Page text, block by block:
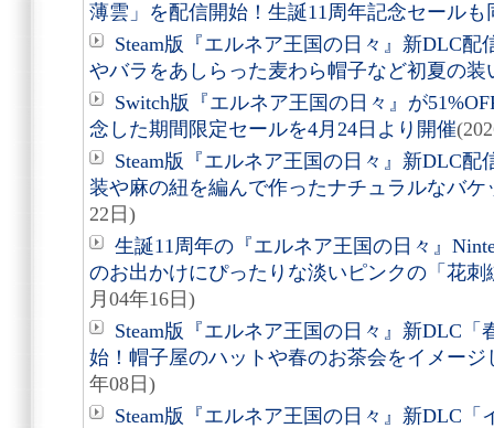
薄雲」を配信開始！生誕11周年記念セールも
Steam版『エルネア王国の日々』新DLC
やバラをあしらった麦わら帽子など初夏の装
Switch版『エルネア王国の日々』が
念した期間限定セールを4月24日より開催
Steam版『エルネア王国の日々』新DLC
装や麻の紐を編んで作ったナチュラルなバケ
22日)
生誕11周年の『エルネア王国の日々』
のお出かけにぴったりな淡いピンクの「花
月04年16日)
Steam版『エルネア王国の日々』新DLC
始！帽子屋のハットや春のお茶会をイメー
年08日)
Steam版『エルネア王国の日々』新DLC